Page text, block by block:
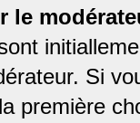
le
Si
première